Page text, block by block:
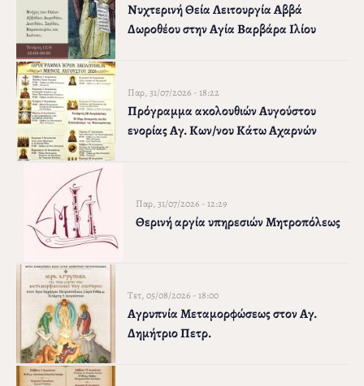
Νυχτερινή Θεία Λειτουργία Αββά
Δωροθέου στην Αγία Βαρβάρα Ιλίου
Παρ, 31/07/2026 - 18:22
Πρόγραμμα ακολουθιών Αυγούστου
ενορίας Αγ. Κων/νου Κάτω Αχαρνών
Παρ, 31/07/2026 - 12:29
Θερινή αργία υπηρεσιών Μητροπόλεως
Τετ, 05/08/2026 - 18:00
Αγρυπνία Μεταμορφώσεως στον Αγ.
Δημήτριο Πετρ.